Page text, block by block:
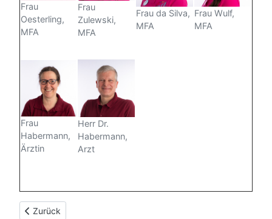
Frau
Oesterling,
MFA
Frau
Zulewski,
MFA
Frau da Silva,
MFA
Frau Wulf,
MFA
Frau
Habermann,
Ärztin
Herr Dr.
Habermann,
Arzt
Vorheriger Beitrag: Gelbfieber
Zurück